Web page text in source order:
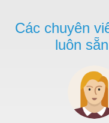
Các chuyên
luôn